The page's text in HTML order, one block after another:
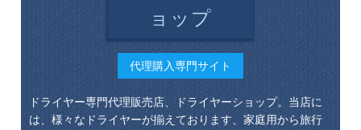
ョップ
代理購入専門サイト
ドライヤー専門代理販売店、ドライヤーショップ。当店に
は、様々なドライヤーが揃えております、家庭用から旅行